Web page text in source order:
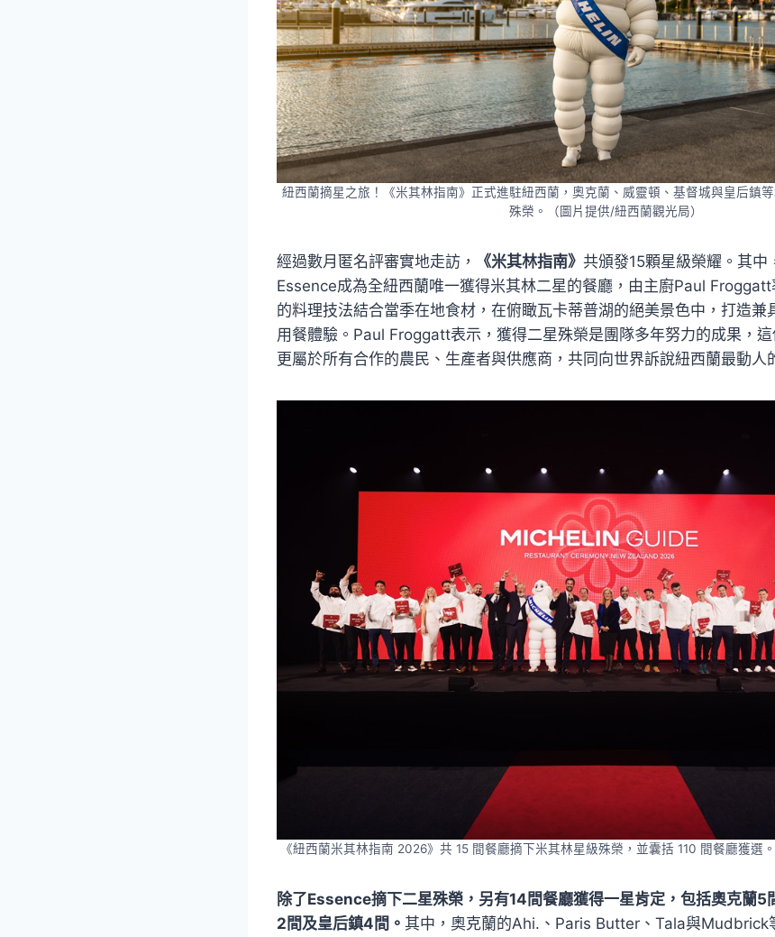
紐西蘭摘星之旅！《米其林指南》正式進駐紐西蘭，奧克蘭、威靈頓、基督城與皇后鎮
殊榮。（圖片提供/紐西蘭觀光局）
經過數月匿名評審實地走訪， 《米其林指南》 共頒發15顆星級榮耀。其中
Essence成為全紐西蘭唯一獲得米其林二星的餐廳，由主廚Paul
的料理技法結合當季在地食材，在俯瞰瓦卡蒂普湖的絕美景色中，打造兼
用餐體驗。Paul Froggatt表示，獲得二星殊榮是團隊多年努力的成果，這
更屬於所有合作的農民、生產者與供應商，共同向世界訴說紐西蘭最動人
《紐西蘭米其林指南 2026》共 15 間餐廳摘下米其林星級殊榮，並囊括 110 間餐廳獲選
除了Essence摘下二星殊榮，另有14間餐廳獲得一星肯定，包括奧克蘭5
2間及皇后鎮4間。 其中，奧克蘭的Ahi.、Paris Butter、Tala與Mudbrick